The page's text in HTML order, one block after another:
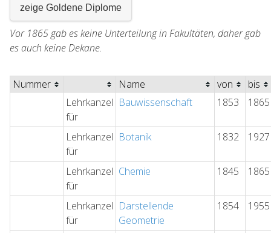
zeige Goldene Diplome
Vor 1865 gab es keine Unterteilung in Fakultäten, daher gab
es auch keine Dekane.
Nummer Name von
bis
Lehrkanzel
für
Bauwissenschaft 1853 1865
Lehrkanzel
für
Botanik 1832 1927
Lehrkanzel
für
Chemie 1845 1865
Lehrkanzel
für
Darstellende
Geometrie
1854 1955